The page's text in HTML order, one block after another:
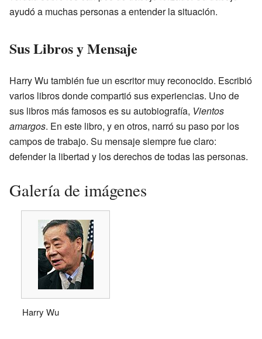
ayudó a muchas personas a entender la situación.
Sus Libros y Mensaje
Harry Wu también fue un escritor muy reconocido. Escribió
varios libros donde compartió sus experiencias. Uno de
sus libros más famosos es su autobiografía, Vientos
amargos. En este libro, y en otros, narró su paso por los
campos de trabajo. Su mensaje siempre fue claro:
defender la libertad y los derechos de todas las personas.
Galería de imágenes
Harry Wu